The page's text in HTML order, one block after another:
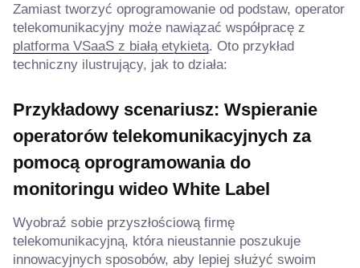
Zamiast tworzyć oprogramowanie od podstaw, operator
telekomunikacyjny może nawiązać współpracę z
platforma VSaaS z białą etykietą. Oto przykład
techniczny ilustrujący, jak to działa:
Przykładowy scenariusz: Wspieranie
operatorów telekomunikacyjnych za
pomocą oprogramowania do
monitoringu wideo White Label
Wyobraź sobie przyszłościową firmę
telekomunikacyjną, która nieustannie poszukuje
innowacyjnych sposobów, aby lepiej służyć swoim